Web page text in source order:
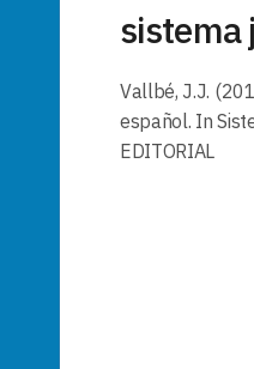
sistema
Vallbé, J.J.
español. In
EDITORIAL